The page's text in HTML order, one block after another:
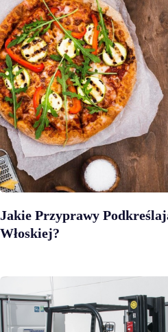
Jakie Przyprawy
Włoskiej?